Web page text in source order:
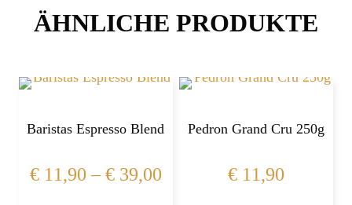
ÄHNLICHE PRODUKTE
Baristas Espresso Blend
€11,90 –€39,00
Pedron Grand Cru 250g
€ 11,90